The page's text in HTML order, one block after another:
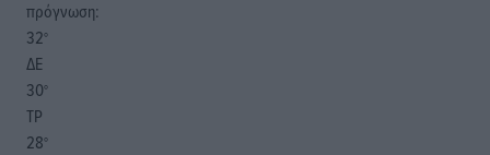
πρόγνωση:
32°
ΔΕ
30°
ΤΡ
28°